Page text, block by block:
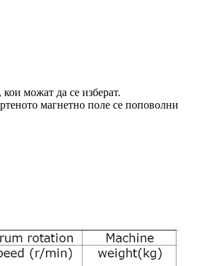
можат да се изберат.
магнетно поле се поповолни